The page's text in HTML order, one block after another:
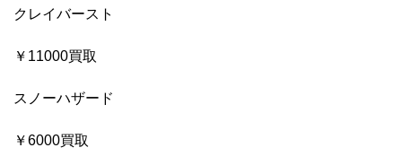
クレイバースト
￥11000買取
スノーハザード
￥6000買取